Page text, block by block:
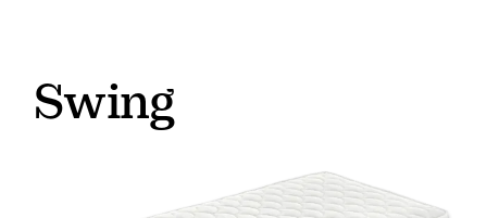
Swing